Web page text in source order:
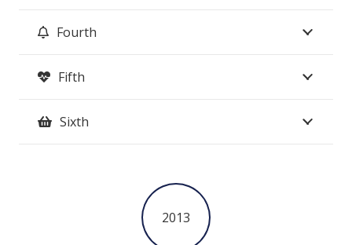
Fourth
Fifth
Sixth
2013